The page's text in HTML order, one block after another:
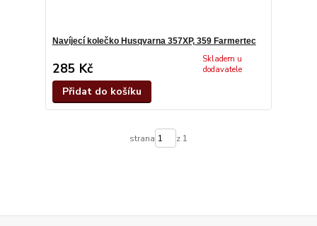
Navíjecí kolečko Husqvarna 357XP, 359 Farmertec
285 Kč
Skladem u
dodavatele
Přidat do košíku
strana z 1